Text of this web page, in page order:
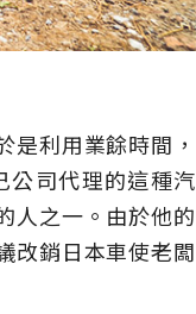
利用業餘時間，
公司代理的這種汽
人之一。由於他的
改銷日本車使老闆